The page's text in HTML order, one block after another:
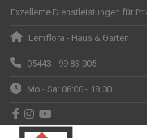
Exzellente Dienstleistungen für
Lemflora - Haus & Garten
05443 - 99 83 005
Mo - Sa: 08:00 - 18:00